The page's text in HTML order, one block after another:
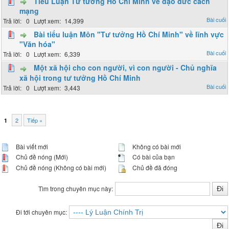
mạng
0 14,399
Bài tiểu luận Môn "Tư tưởng Hồ Chí Minh" về lĩnh vực
"Văn hóa"
0 6,339
Một xã hội cho con người, vì con người - Chủ nghĩa
xã hội trong tư tưởng Hồ Chí Minh
0 3,443
1 2 Tiếp »
Bài viết mới
Chủ đề nóng (Mới)
Chủ đề nóng (Không có bài mới)
Không có bài mới
Có bài của bạn
Chủ đề đã đóng
Tìm trong chuyên mục này:
Đi tới chuyên mục: